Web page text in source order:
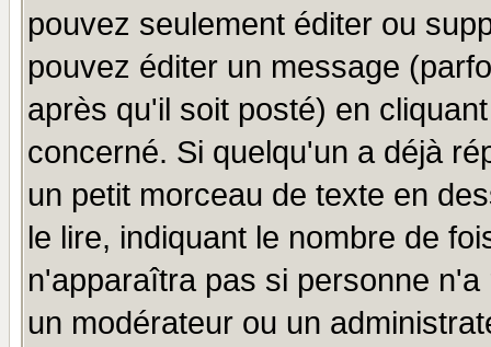
pouvez seulement éditer ou
pouvez éditer un message
après qu'il soit posté) en
concerné. Si quelqu'un a déjà
un petit morceau de texte en
le lire, indiquant le nombre de
n'apparaîtra pas si personne
un modérateur ou un